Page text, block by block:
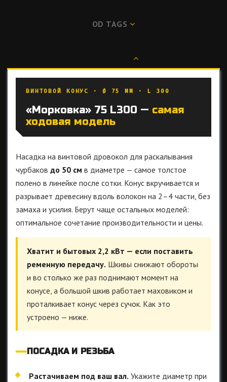
OD TAGS
ВИНТОВОЙ КОНУС · Ø 75 ММ · L 300
«Морковка» 75 L300 — самая
ходовая модель
Насадка на винтовой дровокол для раскалывания
чурбаков до 50 см в диаметре — самое толстое
полено в линейке после сотки. Конус вкручивается и
разрывает древесину вдоль волокон на 2–4 части, без
замаха и усилия. Берут чаще остальных моделей:
оптимальное сочетание производительности и цены.
Хватит и бытовых 2,2 кВт — если поставить
ременную передачу. Шкивы снижают обороты
и во столько же раз поднимают момент на
конусе, а большой шкив работает маховиком и
проталкивает конус через сучок. Как это
устроено — ниже.
ПОСАДКА И РЕЗЬБА
Растачиваем под ваш вал. Укажите диаметр при